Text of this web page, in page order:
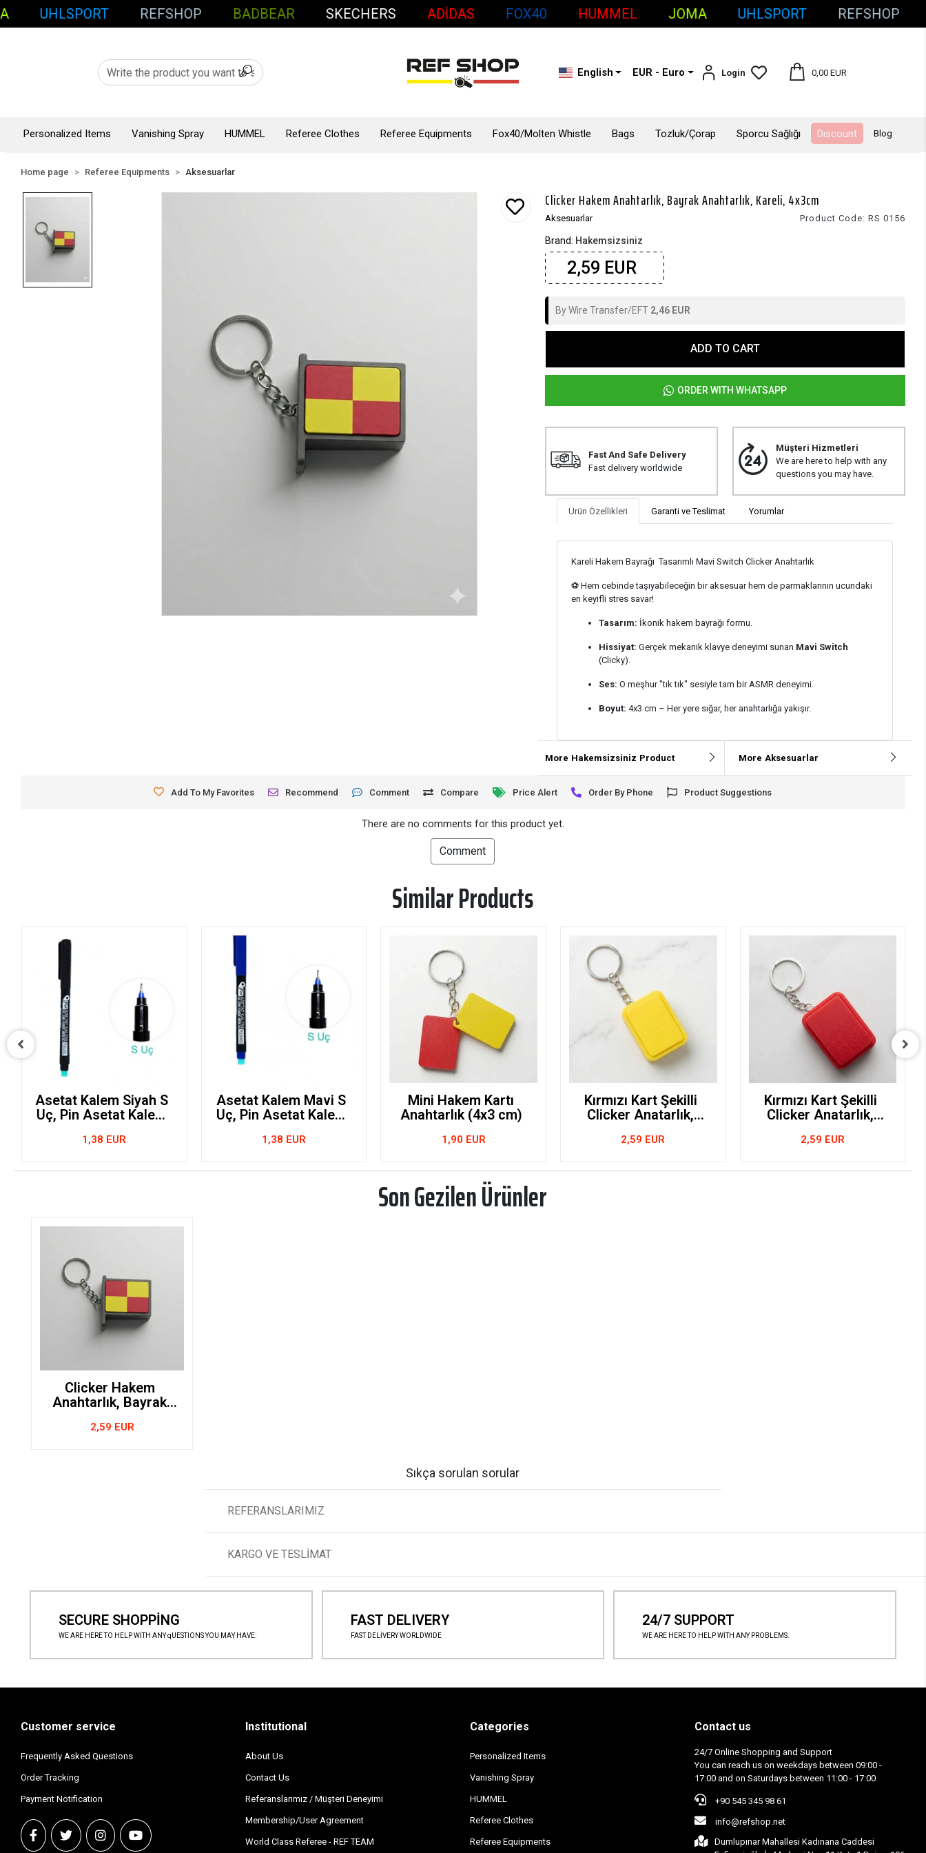
UHLSPORT REFSHOP BADBEAR SKECHERS ADİDAS FOX40 HUMMEL JOMA UHLSPORT REFSHOP
English EUR - Euro Login 0,00 EUR
Personalized Items Vanishing Spray HUMMEL Referee Clothes Referee Equipments Fox40/Molten Whistle Bags Tozluk/Çorap Sporcu Sağlığı Dıscount Blog
Home page Referee Equipments Aksesuarlar
Clicker Hakem Anahtarlık, Bayrak Anahtarlık, Kareli, 4x3cm
Aksesuarlar Product Code: RS 0156
Brand: Hakemsizsiniz
2,59 EUR
By Wire Transfer/EFT 2,46 EUR
ADD TO CART
ORDER WITH WHATSAPP
Fast And Safe Delivery
Fast delivery worldwide
Müşteri Hizmetleri
We are here to help with any
questions you may have.
Ürün Özellikleri Garanti ve Teslimat Yorumlar
Kareli Hakem Bayrağı Tasarımlı Mavi Switch Clicker Anahtarlık
⚽️ Hem cebinde taşıyabileceğin bir aksesuar hem de parmaklarının ucundaki
en keyifli stres savar!
Tasarım: İkonik hakem bayrağı formu.
Hissiyat: Gerçek mekanik klavye deneyimi sunan Mavi Switch
(Clicky).
Ses: O meşhur "tık tık" sesiyle tam bir ASMR deneyimi.
Boyut: 4x3 cm – Her yere sığar, her anahtarlığa yakışır.
More Hakemsizsiniz Product More Aksesuarlar
Add To My Favorites Recommend Comment Compare Price Alert Order By Phone Product Suggestions
There are no comments for this product yet.
Comment
Similar Products
Asetat Kalem Siyah S
Uç, Pin Asetat Kalem
1,38 EUR
Asetat Kalem Mavi S
Uç, Pin Asetat Kalem
1,38 EUR
Mini Hakem Kartı
Anahtarlık (4x3 cm)
1,90 EUR
Kırmızı Kart Şekilli
Clicker Anatarlık,
4x3cm
2,59 EUR
Kırmızı Kart Şekilli
Clicker Anatarlık,
4x3cm
2,59 EUR
Son Gezilen Ürünler
Clicker Hakem
Anahtarlık, Bayrak
4x3cm
2,59 EUR
Sıkça sorulan sorular
REFERANSLARIMIZ
KARGO VE TESLİMAT
SECURE SHOPPİNG
WE ARE HERE TO HELP WİTH ANY qUESTİONS YOU MAY HAVE.
FAST DELIVERY
FAST DELİVERY WORLDWİDE
24/7 SUPPORT
WE ARE HERE TO HELP WİTH ANY PROBLEMS.
Customer service
Frequently Asked Questions
Order Tracking
Payment Notification
Institutional
About Us
Contact Us
Referanslarımız / Müşteri Deneyimi
Membership/User Agreement
World Class Referee - REF TEAM
Categories
Personalized Items
Vanishing Spray
HUMMEL
Referee Clothes
Referee Equipments
Contact us
24/7 Online Shopping and Support
You can reach us on weekdays between 09:00 -
17:00 and on Saturdays between 11:00 - 17:00
+90 545 345 98 61
info@refshop.net
Dumlupınar Mahallesi Kadınana Caddesi